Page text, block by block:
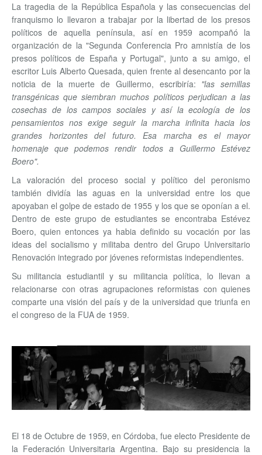
La tragedia de la República Española y las consecuencias del
franquismo lo llevaron a trabajar por la libertad de los presos
políticos de aquella península, así en 1959 acompañó la
organización de la "Segunda Conferencia Pro amnistía de los
presos políticos de España y Portugal", junto a su amigo, el
escritor Luis Alberto Quesada, quien frente al desencanto por la
noticia de la muerte de Guillermo, escribiría: "las semillas
transgénicas que siembran muchos políticos perjudican a las
cosechas de los campos sociales y así la ecología de los
pensamientos nos exige seguir la marcha infinita hacia los
grandes horizontes del futuro. Esa marcha es el mayor
homenaje que podemos rendir todos a Guillermo Estévez
Boero".
La valoración del proceso social y político del peronismo
también dividía las aguas en la universidad entre los que
apoyaban el golpe de estado de 1955 y los que se oponían a el.
Dentro de este grupo de estudiantes se encontraba Estévez
Boero, quien entonces ya habia definido su vocación por las
ideas del socialismo y militaba dentro del Grupo Universitario
Renovación integrado por jóvenes reformistas independientes.
Su militancia estudiantil y su militancia política, lo llevan a
relacionarse con otras agrupaciones reformistas con quienes
comparte una visión del país y de la universidad que triunfa en
el congreso de la FUA de 1959.
El 18 de Octubre de 1959, en Córdoba, fue electo Presidente de
la Federación Universitaria Argentina. Bajo su presidencia la